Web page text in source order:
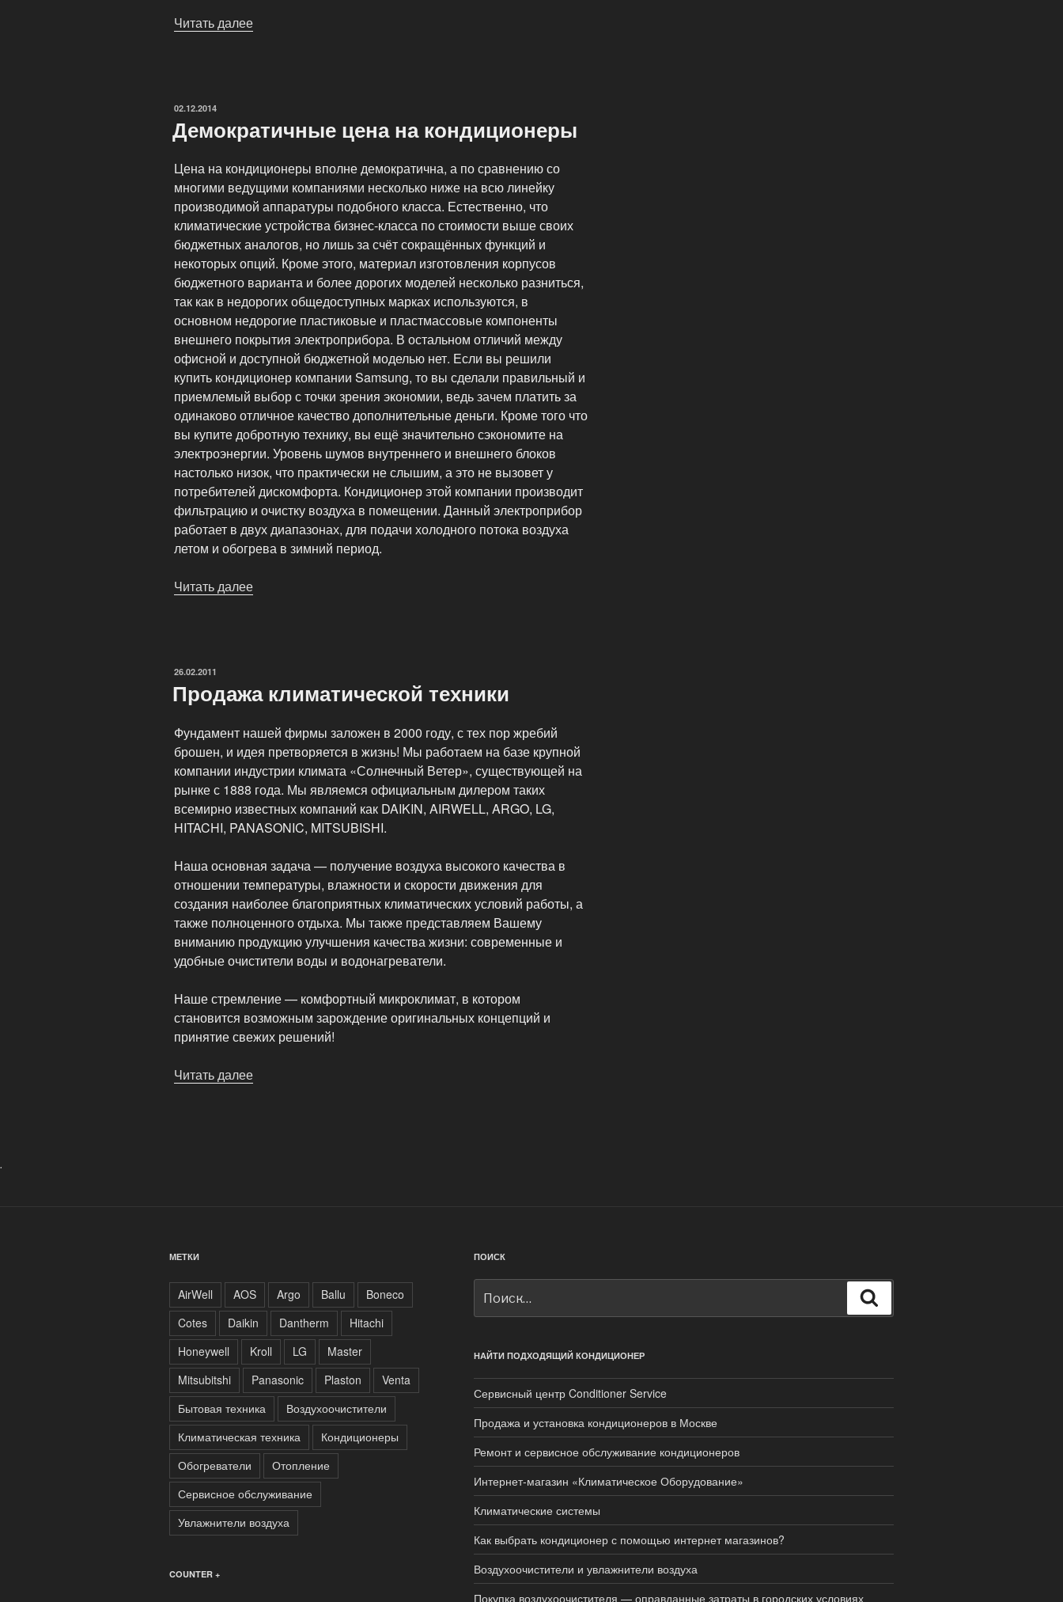
Читать далее
ОПУБЛИКОВАНО
02.12.2014
Демократичные цена на кондиционеры
Цена на кондиционеры вполне демократична, а по сравнению со
многими ведущими компаниями несколько ниже на всю линейку
производимой аппаратуры подобного класса. Естественно, что
климатические устройства бизнес-класса по стоимости выше своих
бюджетных аналогов, но лишь за счёт сокращённых функций и
некоторых опций. Кроме этого, материал изготовления корпусов
бюджетного варианта и более дорогих моделей несколько разниться,
так как в недорогих общедоступных марках используются, в
основном недорогие пластиковые и пластмассовые компоненты
внешнего покрытия электроприбора. В остальном отличий между
офисной и доступной бюджетной моделью нет. Если вы решили
купить кондиционер компании Samsung, то вы сделали правильный и
приемлемый выбор с точки зрения экономии, ведь зачем платить за
одинаково отличное качество дополнительные деньги. Кроме того что
вы купите добротную технику, вы ещё значительно сэкономите на
электроэнергии. Уровень шумов внутреннего и внешнего блоков
настолько низок, что практически не слышим, а это не вызовет у
потребителей дискомфорта. Кондиционер этой компании производит
фильтрацию и очистку воздуха в помещении. Данный электроприбор
работает в двух диапазонах, для подачи холодного потока воздуха
летом и обогрева в зимний период.
Читать далее
ОПУБЛИКОВАНО
26.02.2011
Продажа климатической техники
Фундамент нашей фирмы заложен в 2000 году, с тех пор жребий
брошен, и идея претворяется в жизнь! Мы работаем на базе крупной
компании индустрии климата «Солнечный Ветер», существующей на
рынке с 1888 года. Мы являемся официальным дилером таких
всемирно известных компаний как DAIKIN, AIRWELL, ARGO, LG,
HITACHI, PANASONIC, MITSUBISHI.
Наша основная задача — получение воздуха высокого качества в
отношении температуры, влажности и скорости движения для
создания наиболее благоприятных климатических условий работы, а
также полноценного отдыха. Мы также представляем Вашему
вниманию продукцию улучшения качества жизни: современные и
удобные очистители воды и водонагреватели.
Наше стремление — комфортный микроклимат, в котором
становится возможным зарождение оригинальных концепций и
принятие свежих решений!
Читать далее
.
МЕТКИ
AirWell AOS Argo Ballu
Boneco
Cotes
Daikin Dantherm
Hitachi
Honeywell
Kroll LG
Master
Mitsubitshi
Panasonic Plaston
Venta
Бытовая техника
Воздухоочистители
Климатическая техника
Кондиционеры
Обогреватели
Отопление
Сервисное обслуживание
Увлажнители воздуха
COUNTER +
ПОИСК
НАЙТИ ПОДХОДЯЩИЙ КОНДИЦИОНЕР
Сервисный центр Conditioner Service
Продажа и установка кондиционеров в Москве
Ремонт и сервисное обслуживание кондиционеров
Интернет-магазин «Климатическое Оборудование»
Климатические системы
Как выбрать кондиционер с помощью интернет магазинов?
Воздухоочистители и увлажнители воздуха
Покупка воздухоочистителя — оправданные затраты в городских условиях